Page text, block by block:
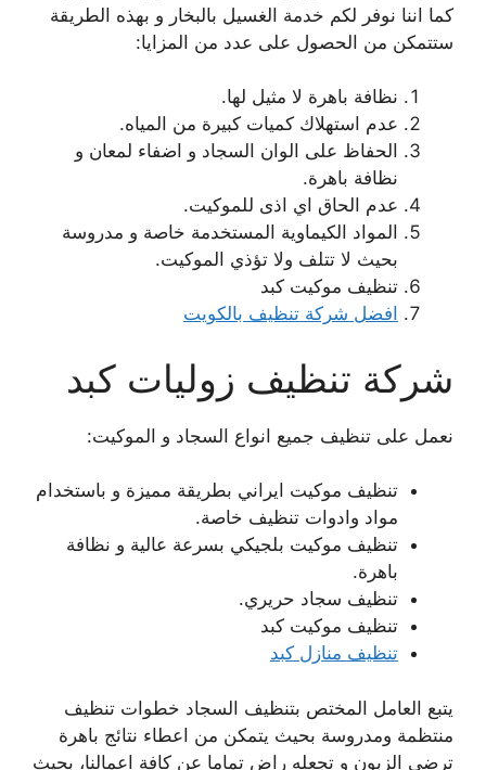
كما اننا نوفر لكم خدمة الغسيل بالبخار و بهذه الطريقة
ستتمكن من الحصول على عدد من المزايا:
نظافة باهرة لا مثيل لها.
عدم استهلاك كميات كبيرة من المياه.
الحفاظ على الوان السجاد و اضفاء لمعان و
نظافة باهرة.
عدم الحاق اي اذى للموكيت.
المواد الكيماوية المستخدمة خاصة و مدروسة
بحيث لا تتلف ولا تؤذي الموكيت.
تنظيف موكيت كبد
افضل شركة تنظيف بالكويت
شركة تنظيف زوليات كبد
نعمل على تنظيف جميع انواع السجاد و الموكيت:
تنظيف موكيت ايراني بطريقة مميزة و باستخدام
مواد وادوات تنظيف خاصة.
تنظيف موكيت بلجيكي بسرعة عالية و نظافة
باهرة.
تنظيف سجاد حريري.
تنظيف موكيت كبد
تنظيف منازل كبد
يتبع العامل المختص بتنظيف السجاد خطوات تنظيف
منتظمة ومدروسة بحيث يتمكن من اعطاء نتائج باهرة
ترضي الزبون و تجعله راض تماما عن كافة اعمالنا، بحيث